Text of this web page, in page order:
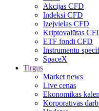
Akcijas CFD
Indeksi CFD
Izejvielas CFD
Kriptovalūtas
ETF fondi CFD
Instrumentu
SpaceX
Tirgus
Market news
Live cenas
Ekonomikas
Korporatīvās